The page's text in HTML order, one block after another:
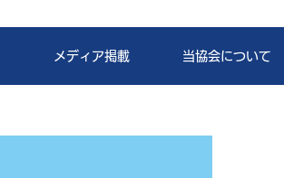
メディア掲載 当協会について